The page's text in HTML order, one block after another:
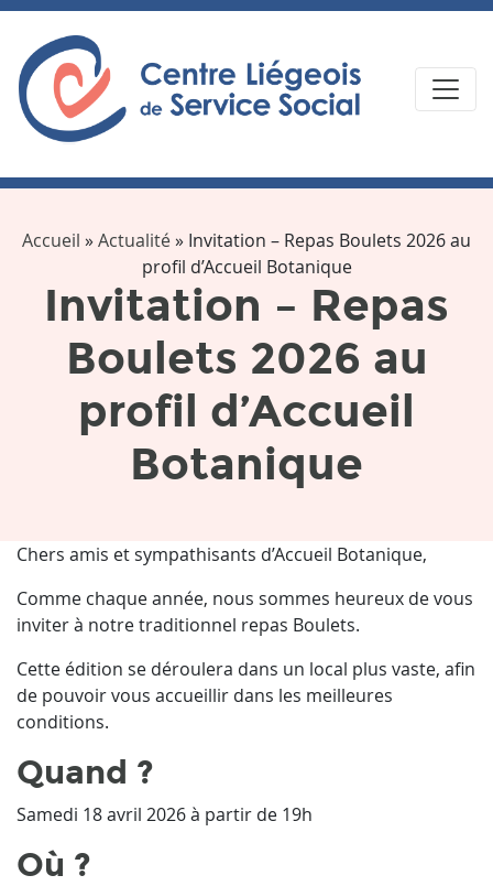
Accueil »Actualité» Invitation – Repas Boulets 2026 au
profil d’Accueil Botanique
Invitation – Repas
Boulets 2026 au
profil d’Accueil
Botanique
Chers amis et sympathisants d’Accueil Botanique,
Comme chaque année, nous sommes heureux de vous
inviter à notre traditionnel repas Boulets.
Cette édition se déroulera dans un local plus vaste, afin
de pouvoir vous accueillir dans les meilleures
conditions.
Quand ?
Samedi 18 avril 2026 à partir de 19h
Où ?